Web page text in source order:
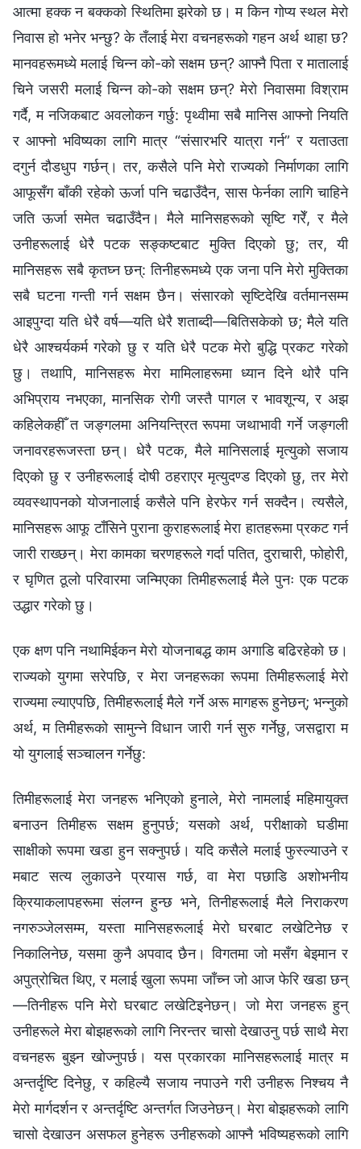
आत्मा हक्‍क न बक्‍कको स्थितिमा झरेको छ। म किन गोप्य स्थल मेरो
निवास हो भनेर भन्छु? के तँलाई मेरा वचनहरूको गहन अर्थ थाहा छ?
मानवहरूमध्ये मलाई चिन्न को-को सक्षम छन्? आफ्नै पिता र मातालाई
चिने जसरी मलाई चिन्न को-को सक्षम छन्? मेरो निवासमा विश्राम
गर्दै, म नजिकबाट अवलोकन गर्छु: पृथ्वीमा सबै मानिस आफ्‍नो नियति
र आफ्‍नो भविष्यका लागि मात्र “संसारभरि यात्रा गर्न” र यताउता
दगुर्न दौडधुप गर्छन्। तर, कसैले पनि मेरो राज्यको निर्माणका लागि
आफूसँग बाँकी रहेको ऊर्जा पनि चढाउँदैन, सास फेर्नका लागि चाहिने
जति ऊर्जा समेत चढाउँदैन। मैले मानिसहरूको सृष्टि गरेँ, र मैले
उनीहरूलाई धेरै पटक सङ्कष्टबाट मुक्ति दिएको छु; तर, यी
मानिसहरू सबै कृतघ्न छन्: तिनीहरूमध्ये एक जना पनि मेरो मुक्तिका
सबै घटना गन्ती गर्न सक्षम छैन। संसारको सृष्टिदेखि वर्तमानसम्म
आइपुग्दा यति धेरै वर्ष—यति धेरै शताब्दी—बितिसकेको छ; मैले यति
धेरै आश्‍चर्यकर्म गरेको छु र यति धेरै पटक मेरो बुद्धि प्रकट गरेको
छु। तथापि, मानिसहरू मेरा मामिलाहरूमा ध्यान दिने थोरै पनि
अभिप्राय नभएका, मानसिक रोगी जस्तै पागल र भावशून्य, र अझ
कहिलेकहीँ त जङ्गलमा अनियन्त्रित रूपमा जथाभावी गर्ने जङ्गली
जनावरहरूजस्ता छन्। धेरै पटक, मैले मानिसलाई मृत्युको सजाय
दिएको छु र उनीहरूलाई दोषी ठहराएर मृत्युदण्ड दिएको छु, तर मेरो
व्यवस्थापनको योजनालाई कसैले पनि हेरफेर गर्न सक्दैन। त्यसैले,
मानिसहरू आफू टाँसिने पुराना कुराहरूलाई मेरा हातहरूमा प्रकट गर्न
जारी राख्छन्। मेरा कामका चरणहरूले गर्दा पतित, दुराचारी, फोहोरी,
र घृणित ठूलो परिवारमा जन्मिएका तिमीहरूलाई मैले पुनः एक पटक
उद्धार गरेको छु।
एक क्षण पनि नथामिईकन मेरो योजनाबद्ध काम अगाडि बढिरहेको छ।
राज्यको युगमा सरेपछि, र मेरा जनहरूका रूपमा तिमीहरूलाई मेरो
राज्यमा ल्याएपछि, तिमीहरूलाई मैले गर्ने अरू मागहरू हुनेछन्; भन्नुको
अर्थ, म तिमीहरूको सामुन्ने विधान जारी गर्न सुरु गर्नेछु, जसद्वारा म
यो युगलाई सञ्चालन गर्नेछु:
तिमीहरूलाई मेरा जनहरू भनिएको हुनाले, मेरो नामलाई महिमायुक्त
बनाउन तिमीहरू सक्षम हुनुपर्छ; यसको अर्थ, परीक्षाको घडीमा
साक्षीको रूपमा खडा हुन सक्‍नुपर्छ। यदि कसैले मलाई फुस्ल्याउने र
मबाट सत्य लुकाउने प्रयास गर्छ, वा मेरा पछाडि अशोभनीय
क्रियाकलापहरूमा संलग्न हुन्छ भने, तिनीहरूलाई मैले निराकरण
नगरुञ्‍जेलसम्‍म, यस्ता मानिसहरूलाई मेरो घरबाट लखेटिनेछ र
निकालिनेछ, यसमा कुनै अपवाद छैन। विगतमा जो मसँग बेइमान र
अपुत्रोचित थिए, र मलाई खुला रूपमा जाँच्न जो आज फेरि खडा छन्
—तिनीहरू पनि मेरो घरबाट लखेटिइनेछन्। जो मेरा जनहरू हुन्
उनीहरूले मेरा बोझहरूको लागि निरन्तर चासो देखाउनु पर्छ साथै मेरा
वचनहरू बुझ्न खोज्नुपर्छ। यस प्रकारका मानिसहरूलाई मात्र म
अन्तर्दृष्टि दिनेछु, र कहिल्यै सजाय नपाउने गरी उनीहरू निश्‍चय नै
मेरो मार्गदर्शन र अन्तर्दृष्टि अन्तर्गत जिउनेछन्। मेरा बोझहरूको लागि
चासो देखाउन असफल हुनेहरू उनीहरूको आफ्नै भविष्यहरूको लागि